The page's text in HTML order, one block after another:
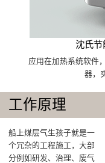
沈氏节
应用在加热系统软件
器，
工作原理
船上煤层气生孩子就是一
个冗杂的工程施工，大部
分例如研发、治理、废气